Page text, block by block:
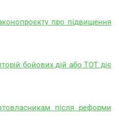
про підвищення
бойових дій або ТОТ діє
після реформи